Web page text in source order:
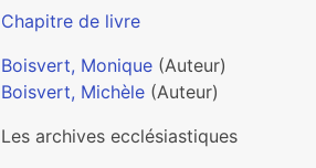
Chapitre de livre
Boisvert, Monique (Auteur)
Boisvert, Michèle (Auteur)
Les archives ecclésiastiques